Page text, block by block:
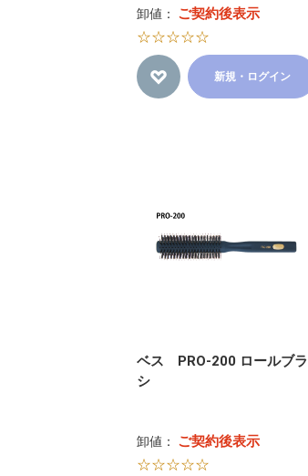
卸値： ご契約後表示
☆☆☆☆☆
新規・ログイン
ベス PRO-200 ロールブラ
シ
卸値： ご契約後表示
☆☆☆☆☆